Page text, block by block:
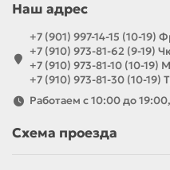
Наш адрес
+7 (901) 997-14-15 (10-19)
+7 (910) 973-81-62 (9-19)
+7 (910) 973-81-10 (10-19)
+7 (910) 973-81-30 (10-19)
Работаем с 10:00 до
Схема проезда